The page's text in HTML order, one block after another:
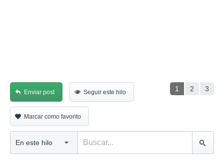
1 2 3
Enviar post Seguir este hilo
Marcar como favorito